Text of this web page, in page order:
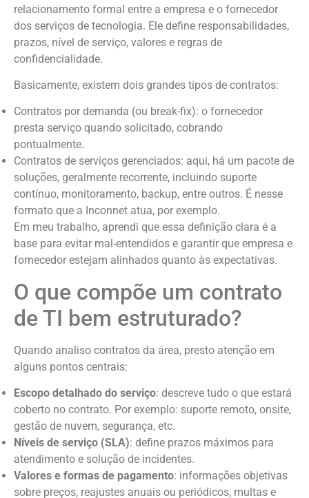
relacionamento formal entre a empresa e o fornecedor
dos serviços de tecnologia. Ele define responsabilidades,
prazos, nível de serviço, valores e regras de
confidencialidade.
Basicamente, existem dois grandes tipos de contratos:
Contratos por demanda (ou break-fix): o fornecedor
presta serviço quando solicitado, cobrando
pontualmente.
Contratos de serviços gerenciados: aqui, há um pacote de
soluções, geralmente recorrente, incluindo suporte
contínuo, monitoramento, backup, entre outros. É nesse
formato que a Inconnet atua, por exemplo.
Em meu trabalho, aprendi que essa definição clara é a
base para evitar mal-entendidos e garantir que empresa e
fornecedor estejam alinhados quanto às expectativas.
O que compõe um contrato
de TI bem estruturado?
Quando analiso contratos da área, presto atenção em
alguns pontos centrais:
Escopo detalhado do serviço: descreve tudo o que estará
coberto no contrato. Por exemplo: suporte remoto, onsite,
gestão de nuvem, segurança, etc.
Níveis de serviço (SLA): define prazos máximos para
atendimento e solução de incidentes.
Valores e formas de pagamento: informações objetivas
sobre preços, reajustes anuais ou periódicos, multas e